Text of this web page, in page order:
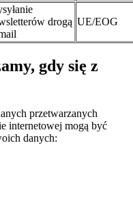
drogą UE/EOG
gdy się z
przetwarzanych
internetowej mogą być
danych: